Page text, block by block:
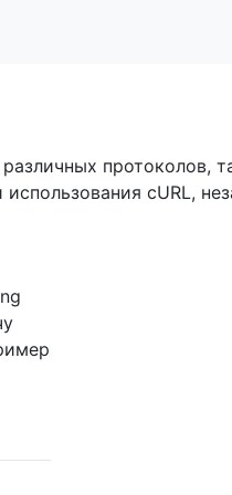
протоколов,
cURL,